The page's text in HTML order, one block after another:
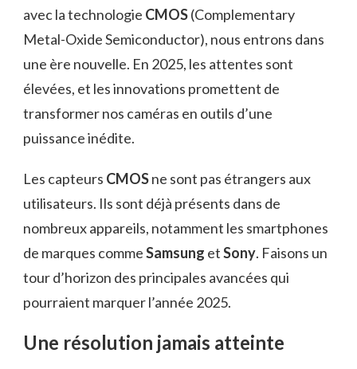
avec la technologie CMOS(Complementary
Metal-Oxide Semiconductor), nous entrons dans
une ère nouvelle. En 2025, les attentes sont
élevées, et les innovations promettent de
transformer nos caméras en outils d’une
puissance inédite.
Les capteurs CMOSne sont pas étrangers aux
utilisateurs. Ils sont déjà présents dans de
nombreux appareils, notamment les smartphones
de marques commeSamsung etSony. Faisons un
tour d’horizon des principales avancées qui
pourraient marquer l’année 2025.
Une résolution jamais atteinte